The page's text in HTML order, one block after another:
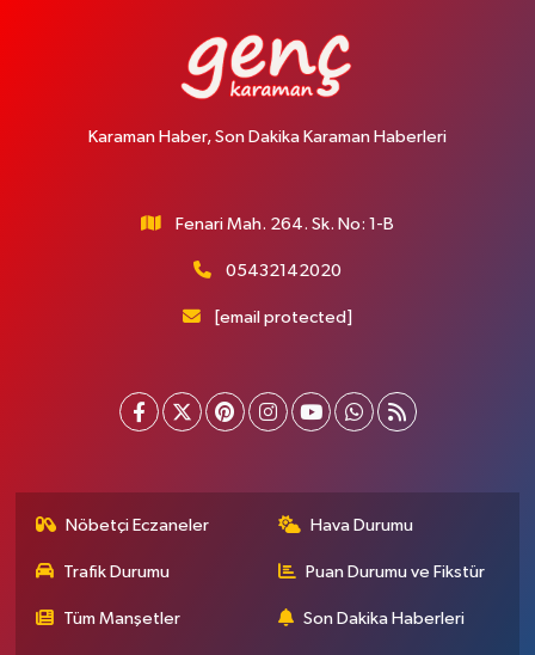
Karaman Haber, Son Dakika Karaman Haberleri
Fenari Mah. 264. Sk. No: 1-B
05432142020
[email protected]
Nöbetçi Eczaneler Hava Durumu
Trafik Durumu Puan Durumu ve Fikstür
Tüm Manşetler Son Dakika Haberleri